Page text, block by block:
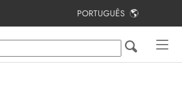
PORTUGUÊSÍndice
relativas a este